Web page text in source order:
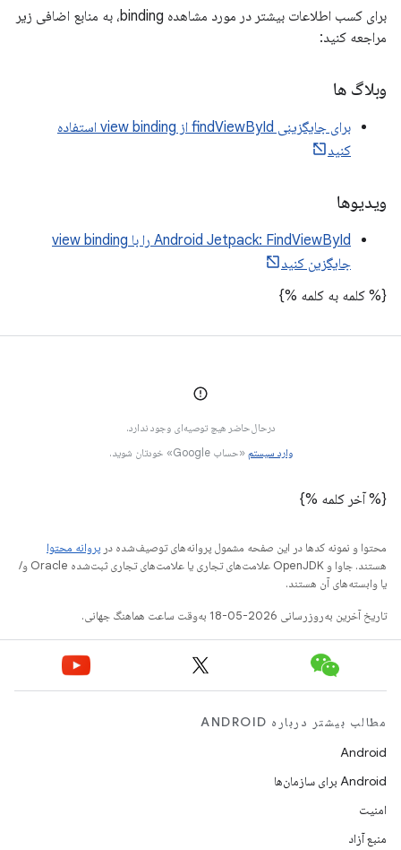
برای کسب اطلاعات بیشتر در مورد مشاهده binding، به منابع اضافی زیر
مراجعه کنید:
وبلاگ ها
برای جایگزینی findViewById از view binding استفاده
کنید
ویدیوها
Android Jetpack: FindViewById را با view binding
جایگزین کنید
{% کلمه به کلمه %}
درحال‌حاضر هیچ توصیه‌ای وجود ندارد.
وارد سیستم «حساب Google» خودتان شوید.
{% آخر کلمه %}
محتوا و نمونه کدها در این صفحه مشمول پروانه‌های توصیف‌شده در پروانه محتوا
هستند. جاوا و OpenJDK علامت‌های تجاری یا علامت‌های تجاری ثبت‌شده Oracle و/
یا وابسته‌های آن هستند.
تاریخ آخرین به‌روزرسانی 2026-05-18 به‌وقت ساعت هماهنگ جهانی.
مطالب بیشتر درباره ANDROID
Android
Android برای سازمان‌ها
امنیت
منبع آزاد